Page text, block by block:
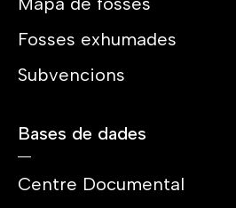
Fosses exhumades
Subvencions
Bases de dades
Centre Documental